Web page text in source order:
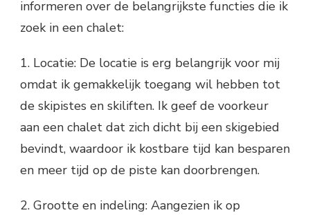
informeren over de belangrijkste functies die ik
zoek in een chalet:
1. Locatie: De locatie is erg belangrijk voor mij
omdat ik gemakkelijk toegang wil hebben tot
de skipistes en skiliften. Ik geef de voorkeur
aan een chalet dat zich dicht bij een skigebied
bevindt, waardoor ik kostbare tijd kan besparen
en meer tijd op de piste kan doorbrengen.
2. Grootte en indeling: Aangezien ik op